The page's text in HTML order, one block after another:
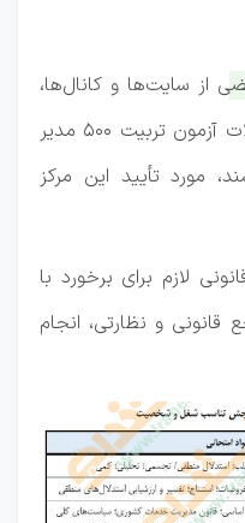
از سایت‌ها و کانال‌ها،
تحت عنوان منابع یا نمونه سؤالات آزمون تربیت ۵۰۰ مدیر
مورد تأیید این مرکز
لازم برای برخورد با
و نظارتی، انجام